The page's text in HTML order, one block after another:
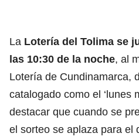
La Lotería del Tolima se
las 10:30 de la noche, al
Lotería de Cundinamarca,
catalogado como el ‘lunes
destacar que cuando se
el sorteo se aplaza para el